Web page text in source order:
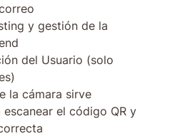
y gestión de la
del Usuario (solo
la cámara sirve
el código QR y